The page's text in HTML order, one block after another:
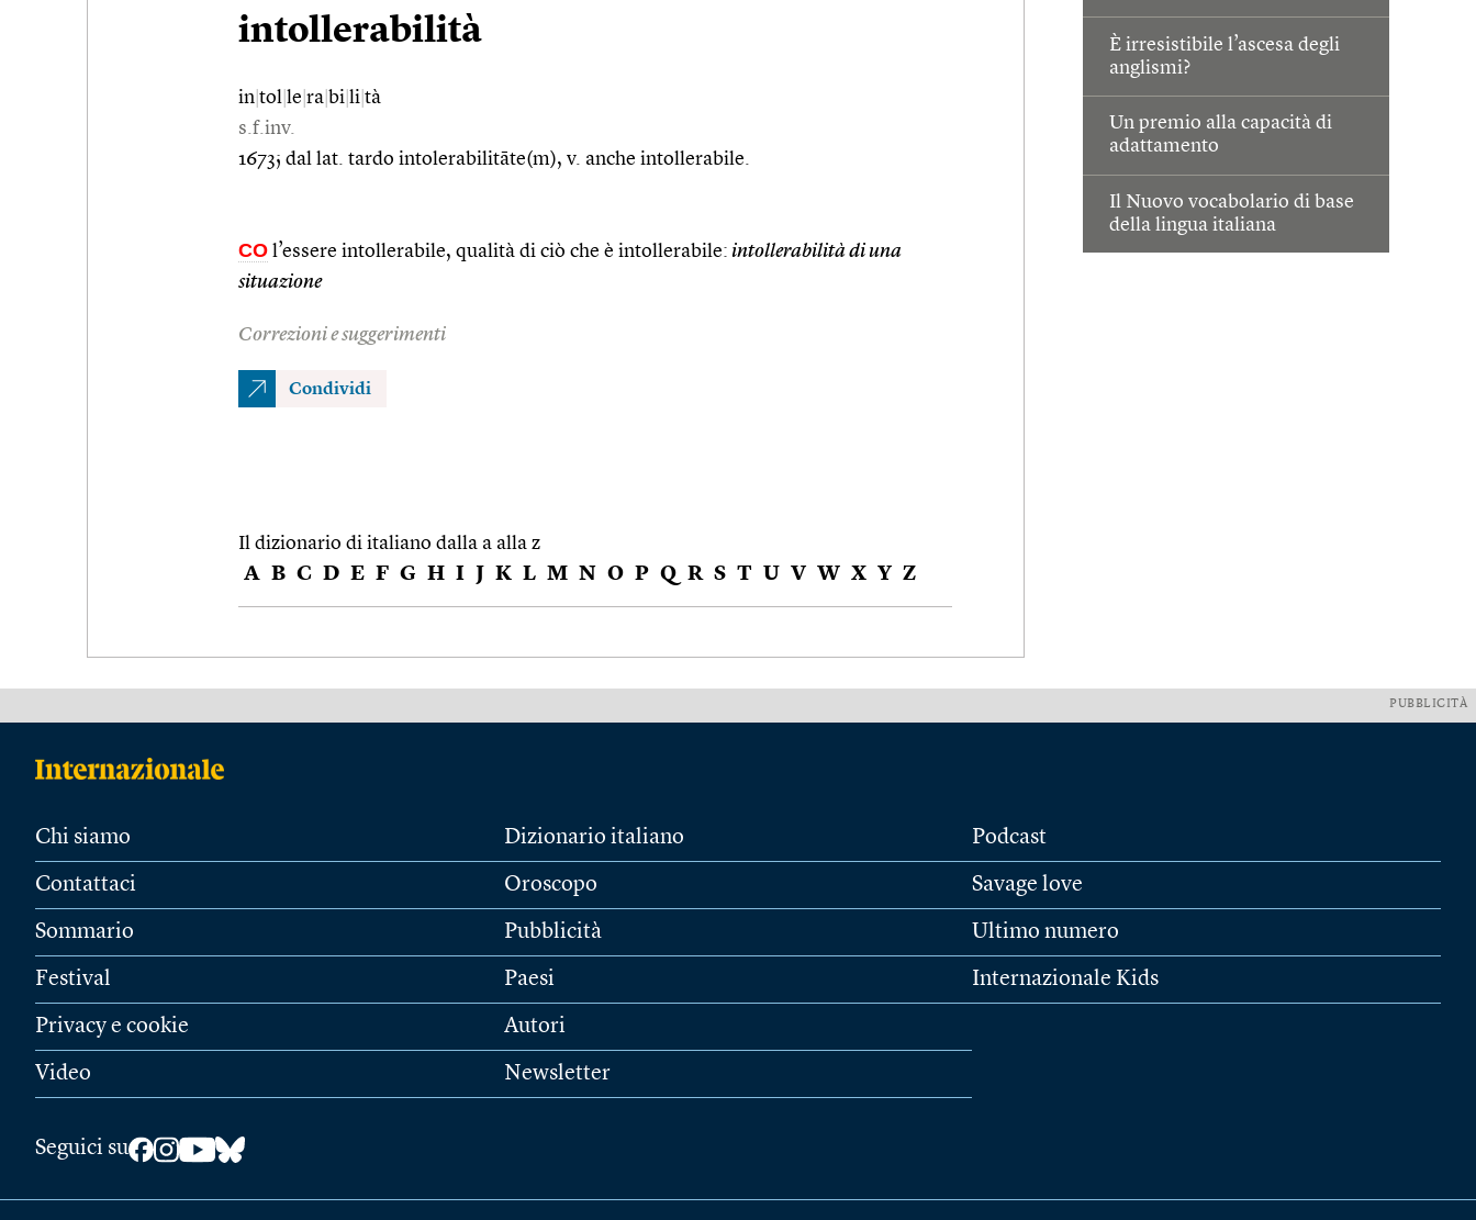
È irresistibile l’ascesa degli
anglismi?
Un premio alla capacità di
adattamento
Il Nuovo vocabolario di base
della lingua italiana
intollerabilità
in tol le ra bi li tà
s.f.inv.
1673; dal lat. tardo intolerabilitāte(m), v. anche intollerabile.
CO l’essere intollerabile, qualità di ciò che è intollerabile: intollerabilità di una
situazione
Correzioni e suggerimenti
Condividi
Il dizionario di italiano dalla a alla z
A B C D E F G H I J K L M N O P Q R S T U V W X Y Z
PUBBLICITÀ
Chi siamo
Contattaci
Sommario
Festival
Privacy e cookie
Video
Dizionario italiano
Oroscopo
Pubblicità
Paesi
Autori
Newsletter
Podcast
Savage love
Ultimo numero
Internazionale Kids
Seguici su